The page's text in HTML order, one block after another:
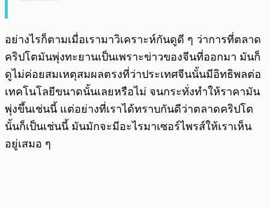
อย่างไรก็ตามเมื่อเรามาวิเคราะห์กันดูดี ๆ ว่าการที่ตลาด
คริปโตมันพุ่งทะยานเป็นเพราะข่าวของจีนที่ออกมา มันก็
ดูไม่ค่อยสมเหตุสมผลตรงที่ว่าประเทศจีนนั้นมีอิทธิพลต่อ
เทคโนโลยีขนาดนั้นเลยหรือไม่ จนกระทั่งทำให้ราคามัน
พุ่งขึ้นเช่นนี้ แต่อย่างที่เราได้ทราบกันดีว่าตลาดคริปโต
นั้นก็เป็นเช่นนี้ มันมักจะมีอะไรมาเซอร์ไพรส์ให้เราเห็น
อยู่เสมอ ๆ